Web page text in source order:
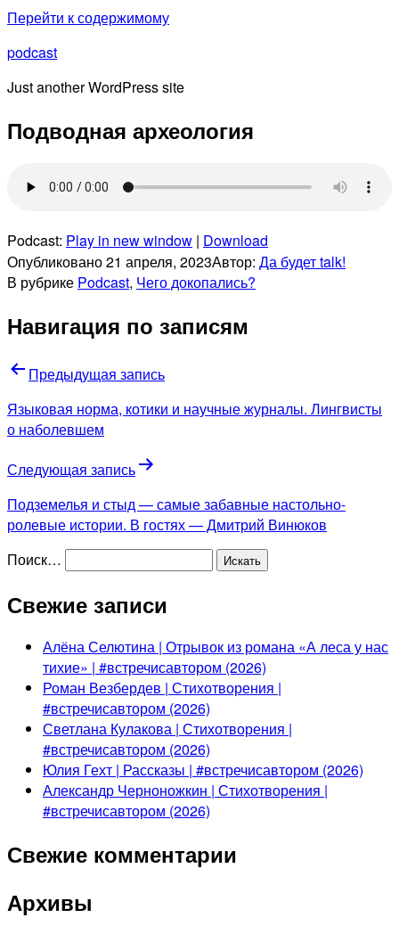
Перейти к содержимому
podcast
Just another WordPress site
Подводная археология
Podcast: Play in new window | Download
Опубликовано21 апреля, 2023Автор: Да будет talk!
В рубрике Podcast, Чего докопались?
Навигация по записям
Предыдущая запись
Языковая норма, котики и научные журналы. Лингвисты
о наболевшем
Следующая запись
Подземелья и стыд — самые забавные настольно-
ролевые истории. В гостях — Дмитрий Винюков
Поиск…
Свежие записи
Алёна Селютина | Отрывок из романа «А леса у нас
тихие» | #встречисавтором (2026)
Роман Везбердев | Стихотворения |
#встречисавтором (2026)
Светлана Кулакова | Стихотворения |
#встречисавтором (2026)
Юлия Гехт | Рассказы | #встречисавтором (2026)
Александр Черноножкин | Стихотворения |
#встречисавтором (2026)
Свежие комментарии
Архивы